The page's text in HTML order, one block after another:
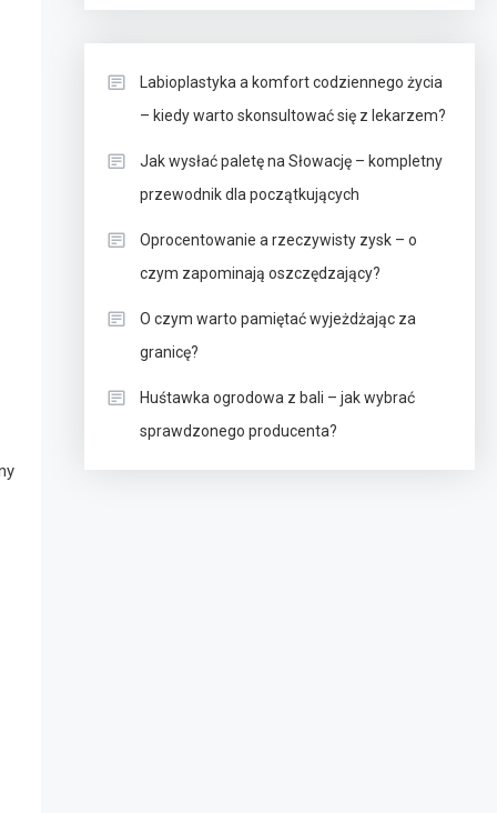
Labioplastyka a komfort codziennego życia
– kiedy warto skonsultować się z lekarzem?
Jak wysłać paletę na Słowację – kompletny
przewodnik dla początkujących
Oprocentowanie a rzeczywisty zysk – o
czym zapominają oszczędzający?
O czym warto pamiętać wyjeżdżając za
granicę?
Huśtawka ogrodowa z bali – jak wybrać
sprawdzonego producenta?